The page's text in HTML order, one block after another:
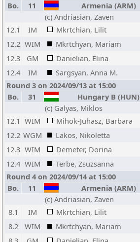
Bo.
11 Armenia (ARM)
(c) Andriasian, Zaven
12.1
IM Mkrtchian, Lilit
12.2 WIM Mkrtchyan, Mariam
12.3
GM Danielian, Elina
12.4
IM Sargsyan, Anna M.
Round 3 on 2024/09/13 at 15:00
Bo.
31 Hungary B (HUN)
(c) Galyas, Miklos
12.1 WIM Mihok-Juhasz, Barbara
12.2 WGM Lakos, Nikoletta
12.3 WIM Demeter, Dorina
12.4 WIM Terbe, Zsuzsanna
Round 4 on 2024/09/14 at 15:00
Bo.
11 Armenia (ARM)
(c) Andriasian, Zaven
8.1
IM Mkrtchian, Lilit
8.2
WIM Mkrtchyan, Mariam